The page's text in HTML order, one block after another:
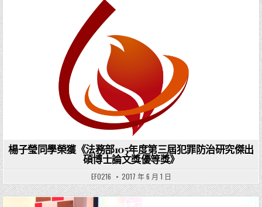
楊子瑩同學榮獲《法務部105年度第三屆犯罪防治研究傑出
碩博士論文獎優等獎》
EF0216 2017 年 6 月 1 日